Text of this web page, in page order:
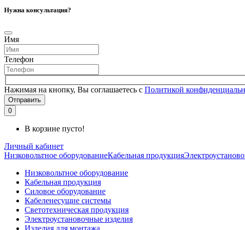
Нужна консультация?
Имя
Телефон
Нажимая на кнопку, Вы соглашаетесь с Политикой
Отправить
0
В корзине пусто!
Личный кабинет
Низковольтное оборудованиеКабельная продукция
Низковольтное оборудование
Кабельная продукция
Силовое оборудование
Кабеленесущие системы
Светотехническая продукция
Электроустановочные изделия
Изделия для монтажа